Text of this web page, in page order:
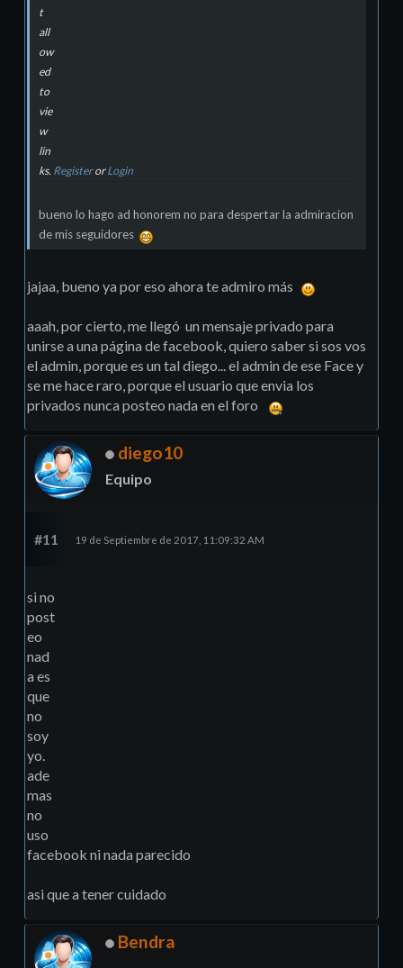
t
all
ow
ed
to
vie
w
lin
ks. RegisterorLogin
bueno lo hago ad honorem no para despertar la admiracion
de mis seguidores
jajaa, bueno ya por eso ahora te admiro más
aaah, por cierto, me llegó un mensaje privado para
unirse a una página de facebook, quiero saber si sos vos
el admin, porque es un tal diego... el admin de ese Face y
se me hace raro, porque el usuario que envia los
privados nunca posteo nada en el foro
diego10
Equipo
#11 19 de Septiembre de 2017, 11:09:32 AM
si no
post
eo
nad
a es
que
no
soy
yo.
ade
mas
no
uso
facebook ni nada parecido
asi que a tener cuidado
Bendra